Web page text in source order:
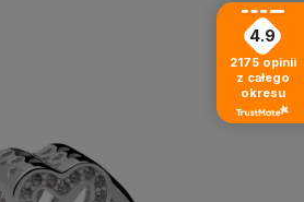
4.9
2175 opinii
z całego
okresu